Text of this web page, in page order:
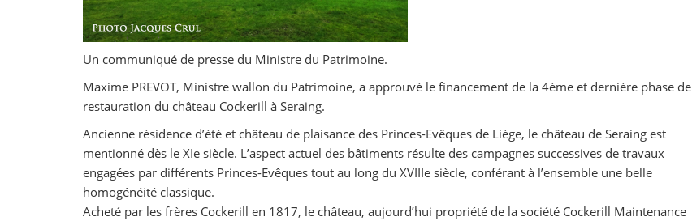
Un communiqué de presse du Ministre du Patrimoine.
Maxime PREVOT, Ministre wallon du Patrimoine, a approuvé le financement de la 4ème et dernière phase de
restauration du château Cockerill à Seraing.
Ancienne résidence d’été et château de plaisance des Princes-Evêques de Liège, le château de Seraing est
mentionné dès le XIe siècle. L’aspect actuel des bâtiments résulte des campagnes successives de travaux
engagées par différents Princes-Evêques tout au long du XVIIIe siècle, conférant à l’ensemble une belle
homogénéité classique.
Acheté par les frères Cockerill en 1817, le château, aujourd’hui propriété de la société Cockerill Maintenance